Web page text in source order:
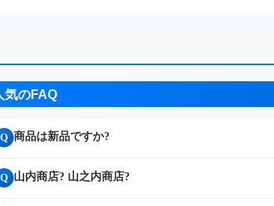
気のFAQ
Q 商品は新品ですか?
Q 山内商店? 山之内商店?